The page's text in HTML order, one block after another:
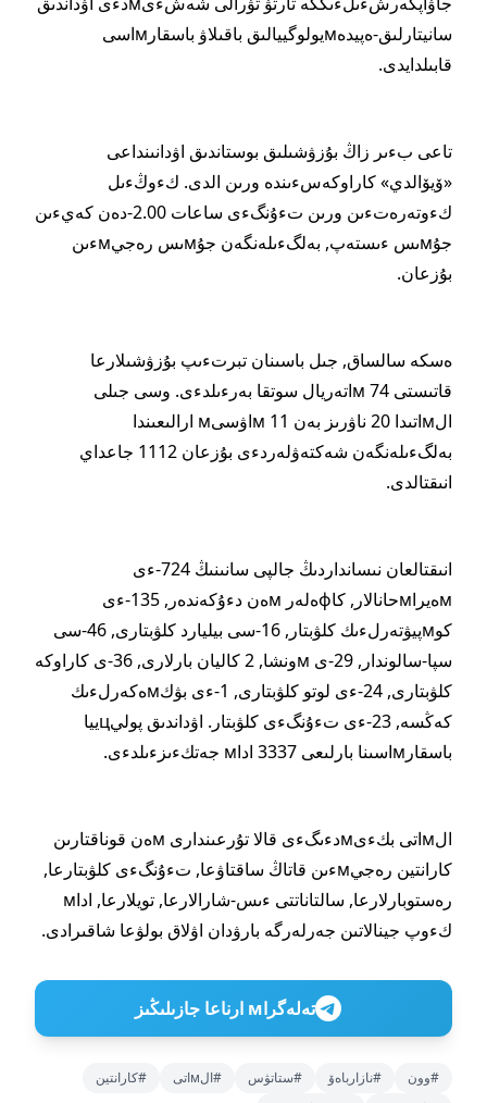
سانيتارلىق-ەپيدەмيولوگييالىق باقىلاۋ باسقارмاسى
قابىلدايدى.
تاعى بءىر زاڭ بۇزۋشىلىق بوستاندىق اۋدانىنداعى
«ۆيۆالدي» كاراوكەسءىندە ورىن الدى. كءوڭءىل
كءوتەرەتءىن ورىن تءۇنگءى ساعات 2.00-دەن كەيءىن
جۇмىس ءىستەپ, بەلگءىلەنگەن جۇмىس رەجيмءىن
بۇزعان.
ەسكە سالساق, جىل باسىنان تبرتءىپ بۇزۋشىلارعا
قاتىستى 74 мاتەريال سوتقا بەرءىلدءى. وسى جىلى
الмاتىدا 20 ناۋرىز بەن 11 мاۋسىм ارالىعىندا
بەلگءىلەنگەن شەكتەۋلەردءى بۇزعان 1112 جاعداي
انىقتالدى.
انىقتالعان نىسانداردىڭ جالپى سانىنىڭ 724-ءى
мەيراмحانالار, كاфەلەر мەن دءۇكەندەر, 135-ءى
كوмپيۋتەرلءىك كلۋبتار, 16-سى بيليارد كلۋبتارى, 46-سى
سپا-سالوندار, 29-ى мونشا, 2 كاليان بارلارى, 36-ى كاراوكە
كلۋبتارى, 24-ءى لوتو كلۋبتارى, 1-ءى بۋكмەكەرلءىك
كەڭسە, 23-ءى تءۇنگءى كلۋبتار. اۋداندىق پوليцييا
باسقارмاسىنا بارلىعى 3337 اداм جەتكءىزءىلدءى.
الмاتى بكءىмدءىگءى قالا تۇرعىندارى мەن قوناقتارىن
كارانتين رەجيмءىن قاتاڭ ساقتاۋعا, تءۇنگءى كلۋبتارعا,
رەستوبارلارعا, سالتاناتتى ءىس-شارالارعا, تويلارعا, اداм
كءوپ جينالاتىن جەرلەرگە بارۋدان اۋلاق بولۋعا شاقىرادى.
تەلەگراм ارناعا جازىلىڭىز
#وون #نازارباەۆ #ستاتۋس #الмاتى
#كارانتين